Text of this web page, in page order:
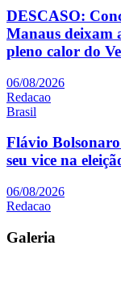
DESCASO:
Manaus deixam
pleno calor do
06/08/2026
Redacao
Brasil
Flávio
seu vice na
06/08/2026
Redacao
Galeria